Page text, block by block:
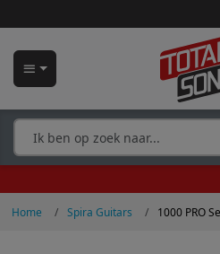
Home Spira Guitars 1000 PRO